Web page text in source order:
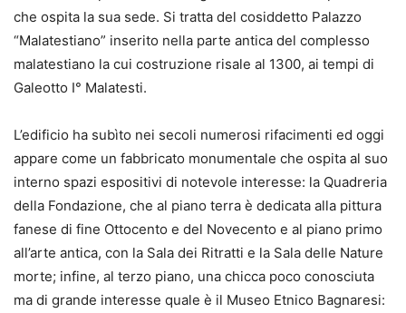
che ospita la sua sede. Si tratta del cosiddetto Palazzo
“Malatestiano” inserito nella parte antica del complesso
malatestiano la cui costruzione risale al 1300, ai tempi di
Galeotto I° Malatesti.
L’edificio ha subìto nei secoli numerosi rifacimenti ed oggi
appare come un fabbricato monumentale che ospita al suo
interno spazi espositivi di notevole interesse: la Quadreria
della Fondazione, che al piano terra è dedicata alla pittura
fanese di fine Ottocento e del Novecento e al piano primo
all’arte antica, con la Sala dei Ritratti e la Sala delle Nature
morte; infine, al terzo piano, una chicca poco conosciuta
ma di grande interesse quale è il Museo Etnico Bagnaresi: